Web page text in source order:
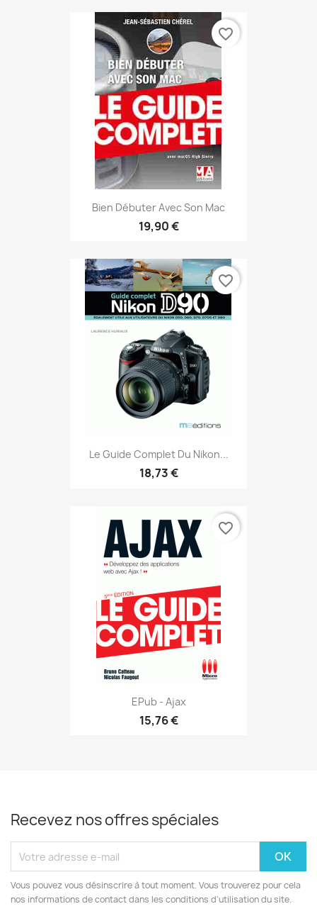
Bien Débuter Avec Son Mac
19,90 €
favorite_border
Le Guide Complet Du Nikon...
18,73 €
favorite_border
EPub - Ajax
15,76 €
favorite_border
Recevez nos offres spéciales
Vous pouvez vous désinscrire à tout moment. Vous trouverez pour cela
nos informations de contact dans les conditions d'utilisation du site.